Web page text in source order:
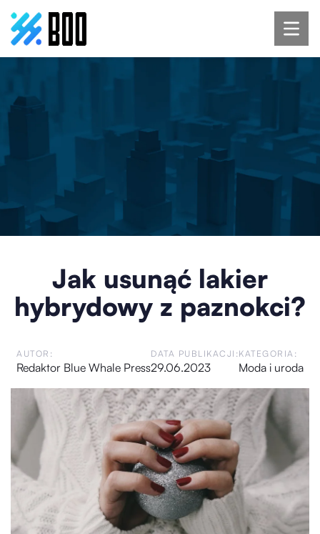
Jak usunąć lakier
hybrydowy z paznokci?
AUTOR:
Redaktor Blue Whale Press
DATA PUBLIKACJI:
29.06.2023
KATEGORIA:
Moda i uroda